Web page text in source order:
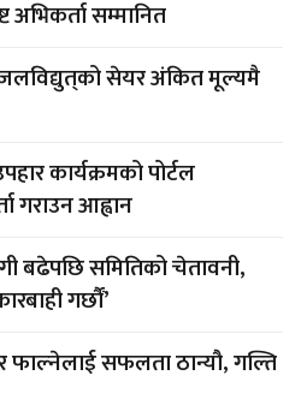
अभिकर्ता सम्मानित
जलविद्युत्‌को सेयर अंकित मूल्यमै
कार्यक्रमको पोर्टल
गराउन आह्वान
बढेपछि समितिको चेतावनी,
गर्छाैं’
र फाल्नेलाई सफलता ठान्यौ, गल्ति